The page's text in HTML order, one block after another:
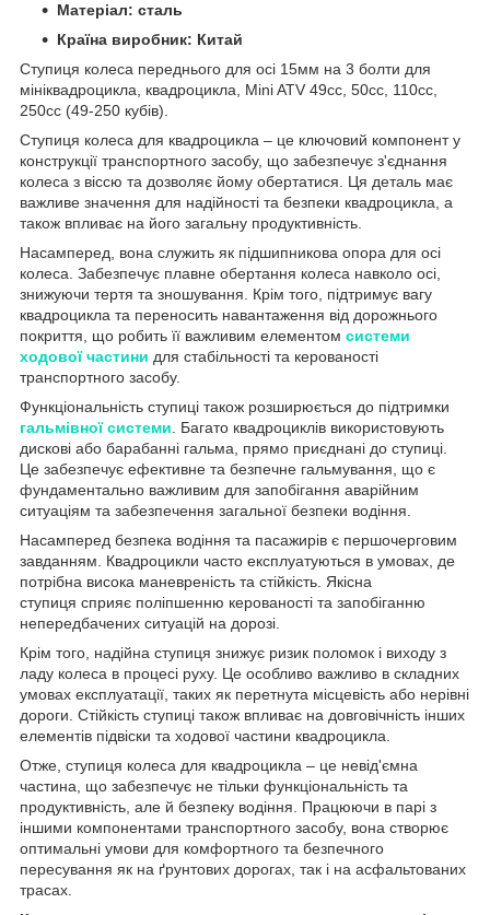
Матеріал: сталь
Країна виробник: Китай
Ступиця колеса переднього для осі 15мм на 3 болти для
мініквадроцикла, квадроцикла, Mini ATV 49cc, 50cc, 110cc,
250cc (49-250 кубів).
Ступиця колеса для квадроцикла – це ключовий компонент у
конструкції транспортного засобу, що забезпечує з'єднання
колеса з віссю та дозволяє йому обертатися. Ця деталь має
важливе значення для надійності та безпеки квадроцикла, а
також впливає на його загальну продуктивність.
Насамперед, вона служить як підшипникова опора для осі
колеса. Забезпечує плавне обертання колеса навколо осі,
знижуючи тертя та зношування. Крім того, підтримує вагу
квадроцикла та переносить навантаження від дорожнього
покриття, що робить її важливим елементом системи
ходової частини для стабільності та керованості
транспортного засобу.
Функціональність ступиці також розширюється до підтримки
гальмівної системи. Багато квадроциклів використовують
дискові або барабанні гальма, прямо приєднані до ступиці.
Це забезпечує ефективне та безпечне гальмування, що є
фундаментально важливим для запобігання аварійним
ситуаціям та забезпечення загальної безпеки водіння.
Насамперед безпека водіння та пасажирів є першочерговим
завданням. Квадроцикли часто експлуатуються в умовах, де
потрібна висока маневреність та стійкість. Якісна
ступиця сприяє поліпшенню керованості та запобіганню
непередбачених ситуацій на дорозі.
Крім того, надійна ступиця знижує ризик поломок і виходу з
ладу колеса в процесі руху. Це особливо важливо в складних
умовах експлуатації, таких як перетнута місцевість або нерівні
дороги. Стійкість ступиці також впливає на довговічність інших
елементів підвіски та ходової частини квадроцикла.
Отже, ступиця колеса для квадроцикла – це невід'ємна
частина, що забезпечує не тільки функціональність та
продуктивність, але й безпеку водіння. Працюючи в парі з
іншими компонентами транспортного засобу, вона створює
оптимальні умови для комфортного та безпечного
пересування як на ґрунтових дорогах, так і на асфальтованих
трасах.